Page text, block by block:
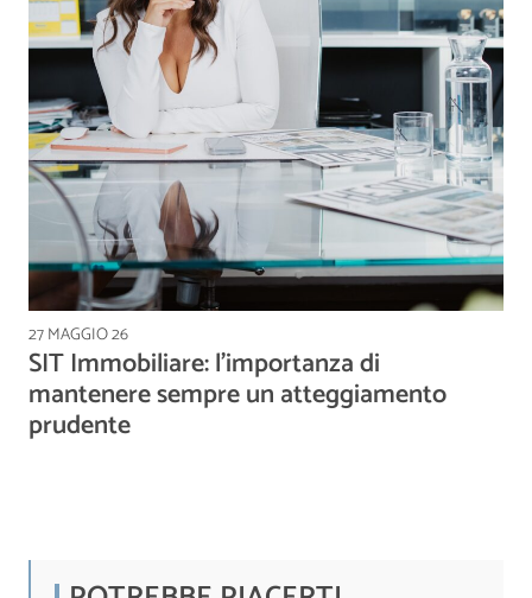
27 MAGGIO 26
SIT Immobiliare: l’importanza di
mantenere sempre un atteggiamento
prudente